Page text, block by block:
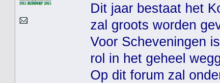
Dit jaar bestaat het
zal groots worden
Voor Scheveningen
rol in het geheel
Op dit forum zal